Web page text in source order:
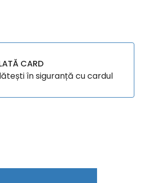
CARD
în siguranță cu cardul